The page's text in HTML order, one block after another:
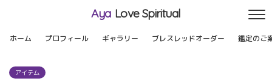
Aya Love Spiritual
ホーム プロフィール ギャラリー ブレスレッドオーダー 鑑定のご
アイテム